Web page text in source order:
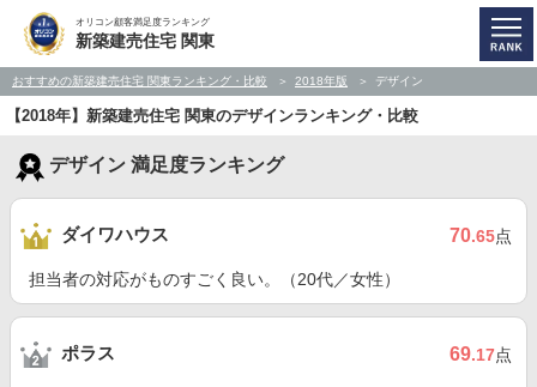
オリコン顧客満足度ランキング
新築建売住宅 関東
おすすめの新築建売住宅 関東ランキング・比較 2018年版 デザイン
【2018年】新築建売住宅 関東のデザインランキング・比較
デザイン 満足度ランキング
ダイワハウス 70.65点
担当者の対応がものすごく良い。（20代／女性）
ポラス 69.17点